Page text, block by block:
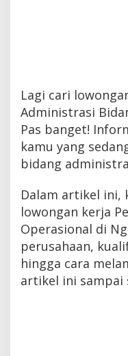
Lagi cari
Administrasi
Pas banget!
kamu yang
bidang
Dalam artikel ini,
lowongan kerja
Operasional di
perusahaan,
hingga cara
artikel ini sampai